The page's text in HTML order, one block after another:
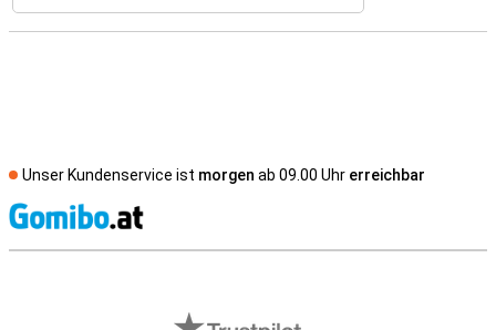
Unser Kundenservice ist morgen ab 09.00 Uhr erreichbar